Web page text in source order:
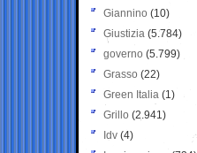
Giannino (10)
Giustizia (5.784)
governo (5.799)
Grasso (22)
Green Italia (1)
Grillo (2.941)
Idv (4)